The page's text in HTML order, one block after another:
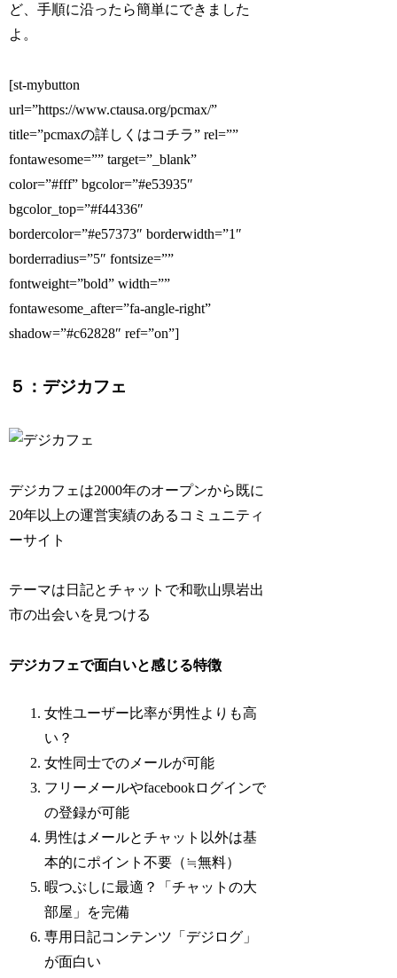
ど、手順に沿ったら簡単にできました
よ。
[st-mybutton
url=”https://www.ctausa.org/pcmax/”
title=”pcmaxの詳しくはコチラ” rel=””
fontawesome=”” target=”_blank”
color=”#fff” bgcolor=”#e53935″
bgcolor_top=”#f44336″
bordercolor=”#e57373″ borderwidth=”1″
borderradius=”5″ fontsize=””
fontweight=”bold” width=””
fontawesome_after=”fa-angle-right”
shadow=”#c62828″ ref=”on”]
５：デジカフェ
デジカフェは2000年のオープンから既に
20年以上の運営実績のあるコミュニティ
ーサイト
テーマは日記とチャットで和歌山県岩出
市の出会いを見つける
デジカフェで面白いと感じる特徴
女性ユーザー比率が男性よりも高
い？
女性同士でのメールが可能
フリーメールやfacebookログインで
の登録が可能
男性はメールとチャット以外は基
本的にポイント不要（≒無料）
暇つぶしに最適？「チャットの大
部屋」を完備
専用日記コンテンツ「デジログ」
が面白い